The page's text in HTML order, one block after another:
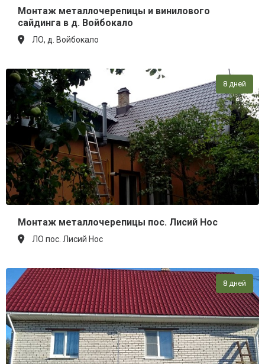
Монтаж металлочерепицы и винилового
сайдинга в д. Войбокало
ЛО, д. Войбокало
8 дней
Монтаж металлочерепицы пос. Лисий Нос
ЛО пос. Лисий Нос
8 дней